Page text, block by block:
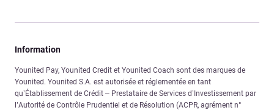
Information
Younited Pay, Younited Credit et Younited Coach sont des marques de
Younited. Younited S.A. est autorisée et réglementée en tant
qu’Établissement de Crédit – Prestataire de Services d’Investissement par
l’Autorité de Contrôle Prudentiel et de Résolution (ACPR, agrément n°